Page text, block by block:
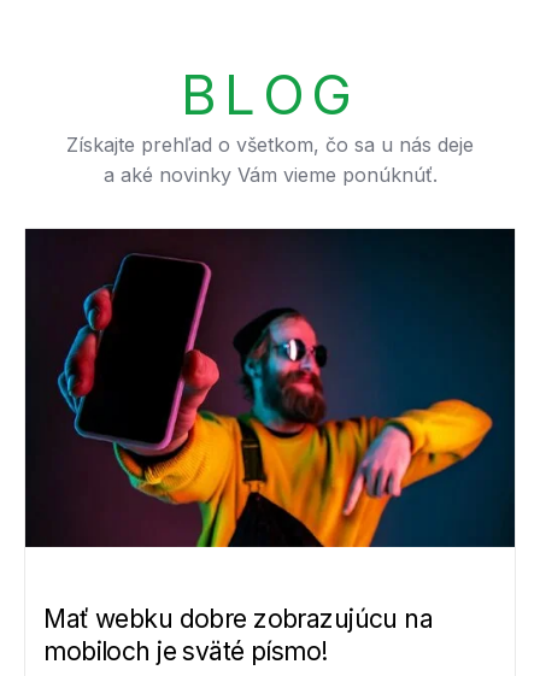
B L O G
Získajte prehľad o všetkom, čo sa u nás deje
a aké novinky Vám vieme ponúknúť.
Mať webku dobre zobrazujúcu na
mobiloch je sväté písmo!